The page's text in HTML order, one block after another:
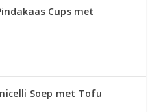
Cups met
Soep met Tofu